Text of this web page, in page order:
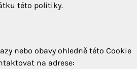
této politiky.
nebo obavy ohledně této Cookie
na adrese: